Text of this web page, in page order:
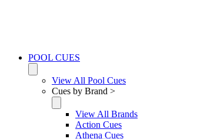
POOL CUES
View All Pool Cues
Cues by Brand >
View All Brands
Action Cues
Athena Cues